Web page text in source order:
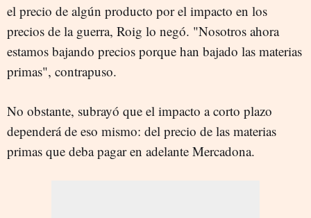
el precio de algún producto por el impacto en los
precios de la guerra, Roig lo negó. "Nosotros ahora
estamos bajando precios porque han bajado las materias
primas", contrapuso.
No obstante, subrayó que el impacto a corto plazo
dependerá de eso mismo: del precio de las materias
primas que deba pagar en adelante Mercadona.